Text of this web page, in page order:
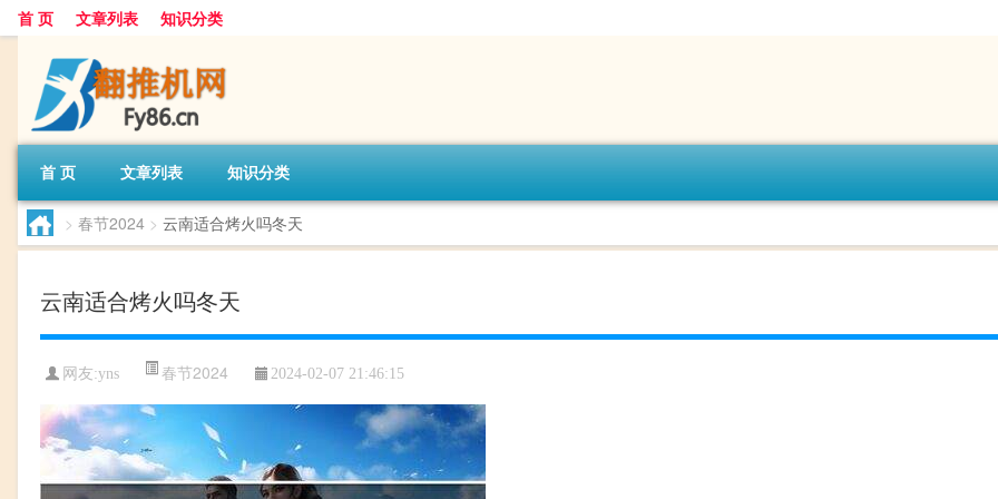
首 页 文章列表 知识分类
首 页 文章列表 知识分类
> 春节2024 > 云南适合烤火吗冬天
云南适合烤火吗冬天
网友:yns 春节2024 2024-02-07 21:46:15